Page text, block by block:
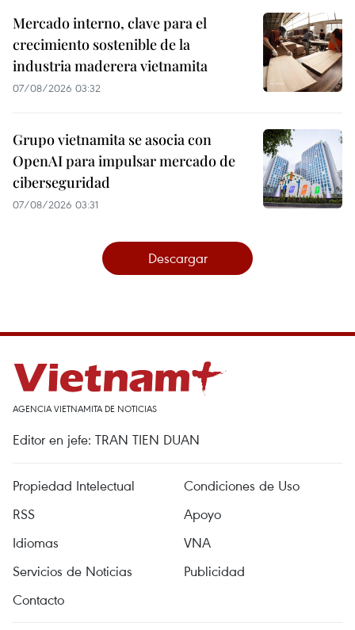
Mercado interno, clave para el
crecimiento sostenible de la
industria maderera vietnamita
07/08/2026 03:32
Grupo vietnamita se asocia con
OpenAI para impulsar mercado de
ciberseguridad
07/08/2026 03:31
Descargar
AGENCIA VIETNAMITA DE NOTICIAS
Editor en jefe: TRAN TIEN DUAN
Propiedad Intelectual
Condiciones de Uso
RSS
Apoyo
Idiomas
VNA
Servicios de Noticias
Publicidad
Contacto